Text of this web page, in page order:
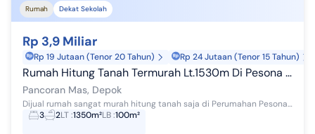
Rumah Dekat Sekolah
Rp 3,9 Miliar
Rp 19 Jutaan (Tenor 20 Tahun) Rp 24 Jutaan (Tenor 15 Tahun)
Rumah Hitung Tanah Termurah Lt.1530m Di Pesona Cinere Residence Pancoran Mas
Pancoran Mas, Depok
Dijual rumah sangat murah hitung tanah saja di Perumahan Pesona Cinere Residence dibangun di kawasan yang sangat strategis yaitu di Depok. Proyek i...
3
2LT:1350m²LB:100m²